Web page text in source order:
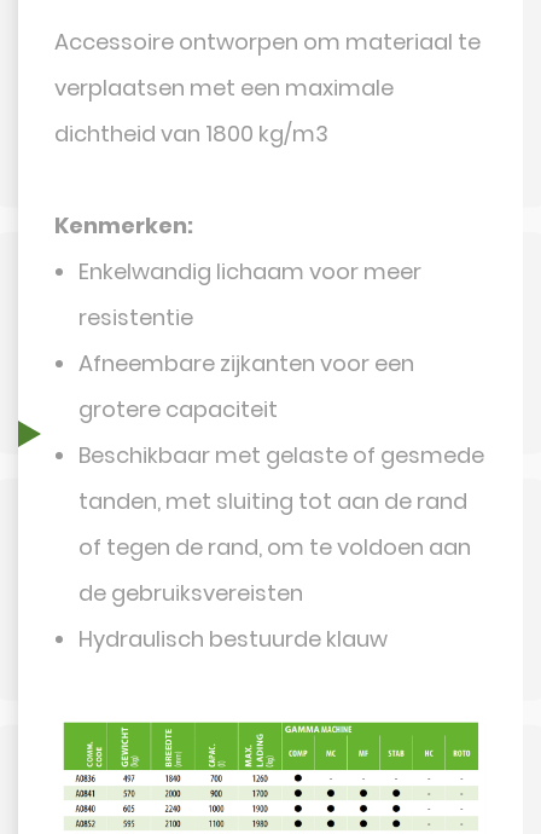
Accessoire ontworpen om materiaal te
verplaatsen met een maximale
dichtheid van 1800 kg/m3
Kenmerken:
Enkelwandig lichaam voor meer
resistentie
Afneembare zijkanten voor een
grotere capaciteit
Beschikbaar met gelaste of gesmede
tanden, met sluiting tot aan de rand
of tegen de rand, om te voldoen aan
de gebruiksvereisten
Hydraulisch bestuurde klauw